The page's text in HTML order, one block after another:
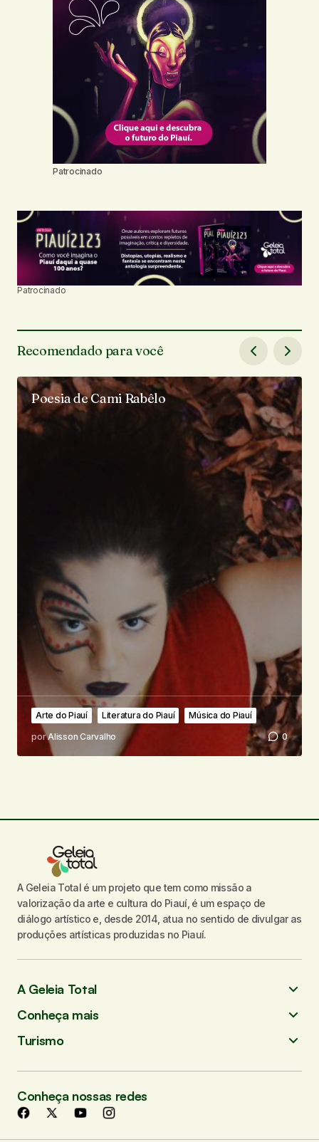
Patrocinado
Patrocinado
Recomendado para você
Poesia de Cami Rabêlo
Arte do Piauí Literatura do Piauí
Música do Piauí
porAlisson Carvalho 0
A Geleia Total é um projeto que tem como missão a
valorização da arte e cultura do Piauí, é um espaço de
diálogo artístico e, desde 2014, atua no sentido de divulgar as
produções artísticas produzidas no Piauí.
A Geleia Total
Conheça mais
Turismo
Conheça nossas redes